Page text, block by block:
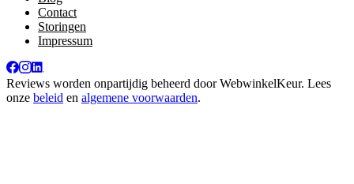
Contact
Storingen
Impressum
Reviews worden onpartijdig beheerd doorWebwinkelKeur. Lees
onze beleid en algemene voorwaarden.